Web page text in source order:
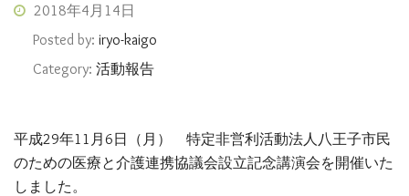
2018年4月14日
Posted by: iryo-kaigo
Category: 活動報告
平成29年11月6日（月） 特定非営利活動法人八王子市民
のための医療と介護連携協議会設立記念講演会を開催いた
しました。